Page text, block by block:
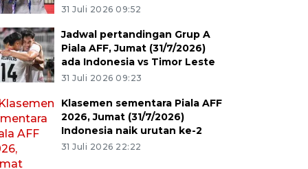
31 Juli 2026 09:52
Jadwal pertandingan Grup A
Piala AFF, Jumat (31/7/2026)
ada Indonesia vs Timor Leste
31 Juli 2026 09:23
Klasemen sementara Piala AFF
2026, Jumat (31/7/2026)
Indonesia naik urutan ke-2
31 Juli 2026 22:22